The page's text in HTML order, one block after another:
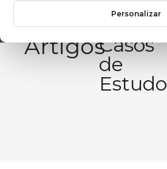
Personalizar
ArtigosCasos
de
Estudo